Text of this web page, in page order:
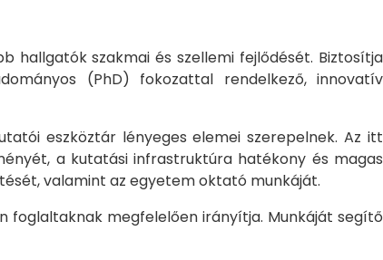
hallgatók szakmai és szellemi fejlődését. Biztosítja
(PhD) fokozattal rendelkező, innovatív
eszköztár lényeges elemei szerepelnek. Az itt
a kutatási infrastruktúra hatékony és magas
valamint az egyetem oktató munkáját.
foglaltaknak megfelelően irányítja. Munkáját segítő